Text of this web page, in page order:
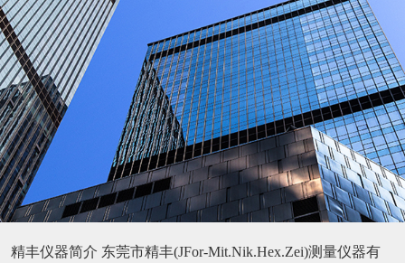
精丰仪器简介 东莞市精丰(JFor-Mit.Nik.Hex.Zei)测量仪器有